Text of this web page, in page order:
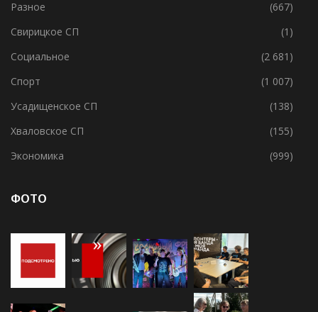
Православная Ладога
(78)
Разное
(667)
Свирицкое СП
(1)
Социальное
(2 681)
Спорт
(1 007)
Усадищенское СП
(138)
Хваловское СП
(155)